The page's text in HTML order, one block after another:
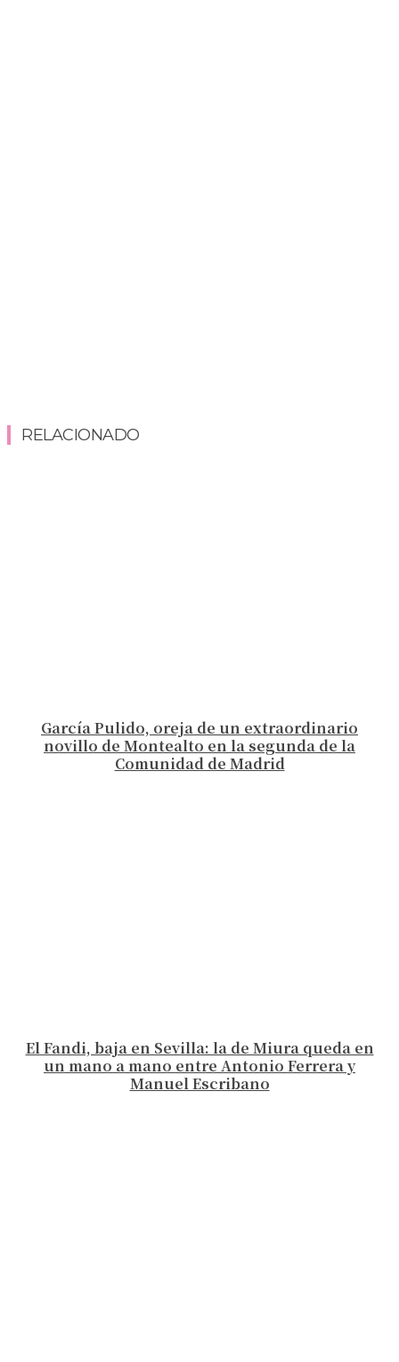
RELACIONADO
García Pulido, oreja de un extraordinario
novillo de Montealto en la segunda de la
Comunidad de Madrid
El Fandi, baja en Sevilla: la de Miura queda en
un mano a mano entre Antonio Ferrera y
Manuel Escribano